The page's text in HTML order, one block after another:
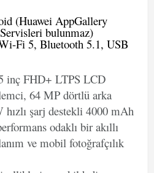
(Huawei AppGallery
bulunmaz)
Fi 5, Bluetooth 5.1, USB
inç FHD+ LTPS LCD
64 MP dörtlü arka
şarj destekli 4000 mAh
odaklı bir akıllı
ve mobil fotoğrafçılık